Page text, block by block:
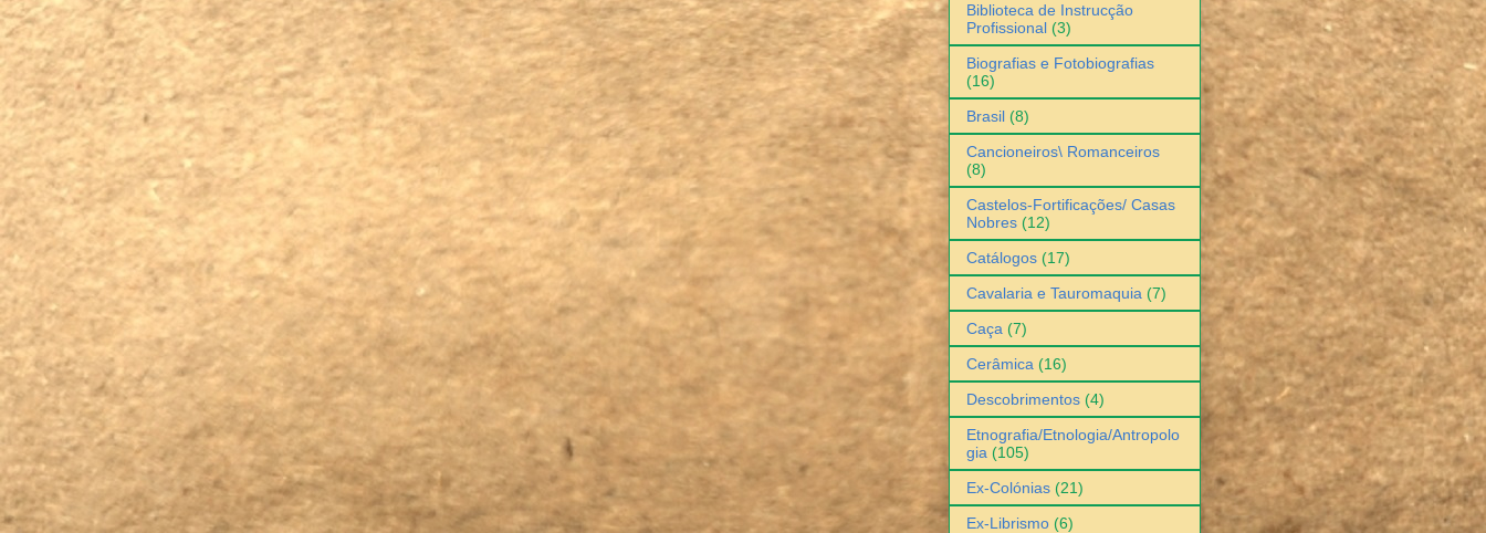
Biblioteca de Instrucção
Profissional (3)
Biografias e Fotobiografias
(16)
Brasil (8)
Cancioneiros\ Romanceiros
(8)
Castelos-Fortificações/ Casas
Nobres (12)
Catálogos (17)
Cavalaria e Tauromaquia (7)
Caça (7)
Cerâmica (16)
Descobrimentos (4)
Etnografia/Etnologia/Antropolo
gia (105)
Ex-Colónias (21)
Ex-Librismo (6)